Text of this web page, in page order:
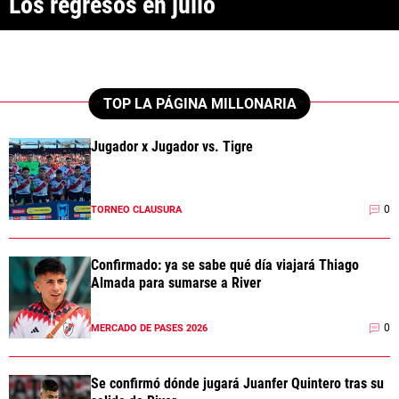
ANÁLISIS TÁCTICO
NOTICIAS
GUÍAS
CÓDIGOS
PRONÓSTICOS
APUESTA DEL DÍA
ESCRIBÍ EN LA PÁGINA MILLONARIAAPUESTAS
La Página Millonaria es un sitio no oficial, creado por socios e
hinchas de River y no tiene afiliación alguna con el club Atlético River
Plate.
Esta sección no tiene relación alguna con el club. Para visitar el sitio
TOP LA PÁGINA MILLONARIA
Jugador x Jugador vs. Tigre
TORNEO CLAUSURA 0
Confirmado: ya se sabe qué día viajará Thiago
Almada para sumarse a River
MERCADO DE PASES 2026 0
Se confirmó dónde jugará Juanfer Quintero tras su